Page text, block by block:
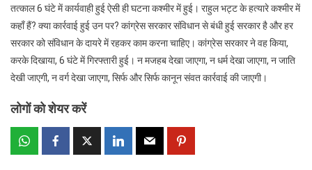
तत्काल 6 घंटे में कार्यवाही हुई ऐसी ही घटना कश्मीर में हुई। राहुल भट्ट के हत्यारे कश्मीर में
कहाँ हैं? क्या कार्रवाई हुई उन पर? कांग्रेस सरकार संविधान से बंधी हुई सरकार है और हर
सरकार को संविधान के दायरे में रहकर काम करना चाहिए। कांग्रेस सरकार ने वह किया,
करके दिखाया, 6 घंटे में गिरफ्तारी हुई। न मजहब देखा जाएगा, न धर्म देखा जाएगा, न जाति
देखी जाएगी, न वर्ग देखा जाएगा, सिर्फ और सिर्फ कानून संवत कार्रवाई की जाएगी।
लोगों को शेयर करें